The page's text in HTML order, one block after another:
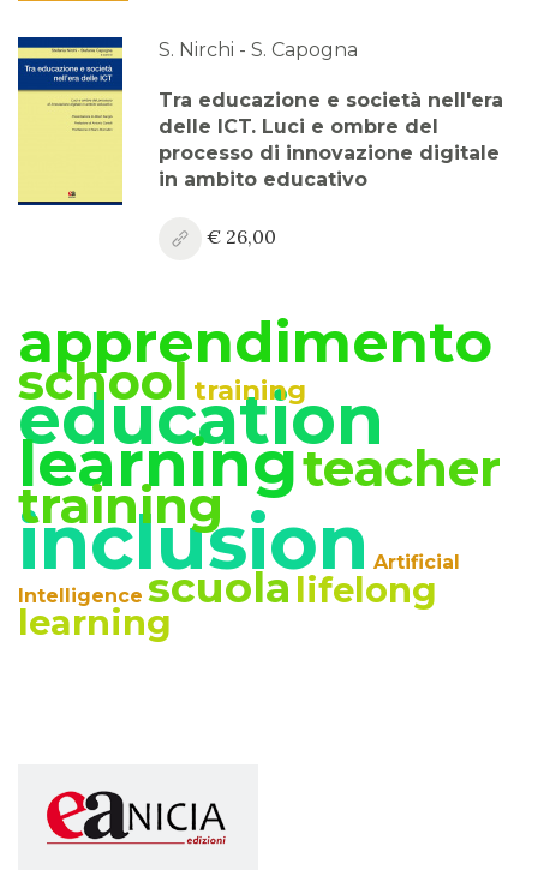
S. Nirchi - S. Capogna
Tra educazione e società nell'era
delle ICT. Luci e ombre del
processo di innovazione digitale
in ambito educativo
€ 26,00
apprendimento
school training
education
learningteacher
training
inclusion Artificial
Intelligence scuolalifelong
learning